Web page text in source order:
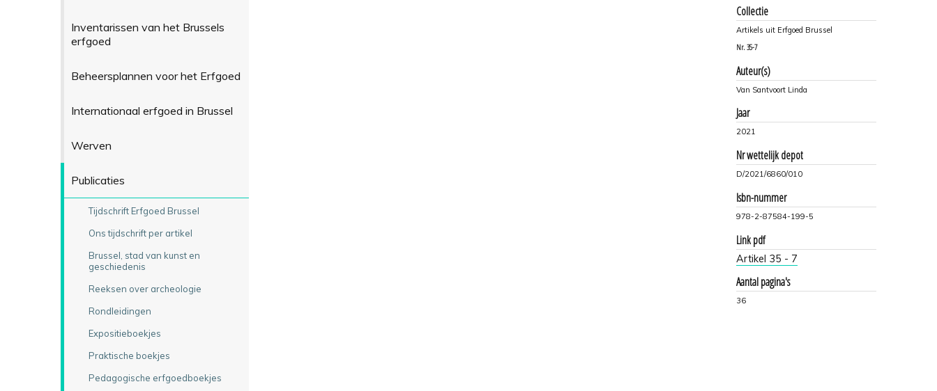
Inventarissen van het Brussels
erfgoed
Beheersplannen voor het Erfgoed
Internationaal erfgoed in Brussel
Werven
Publicaties
Tijdschrift Erfgoed Brussel
Ons tijdschrift per artikel
Brussel, stad van kunst en
geschiedenis
Reeksen over archeologie
Rondleidingen
Expositieboekjes
Praktische boekjes
Pedagogische erfgoedboekjes
Collectie
Artikels uit Erfgoed Brussel
Nr. 35-7
Auteur(s)
Van Santvoort Linda
Jaar
2021
Nr wettelijk depot
D/2021/6860/010
Isbn-nummer
978-2-87584-199-5
Link pdf
Artikel 35 - 7
Aantal pagina's
36